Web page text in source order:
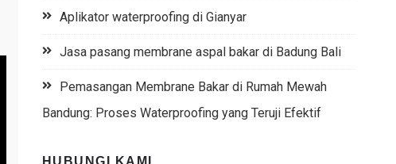
Aplikator waterproofing di Gianyar
Jasa pasang membrane aspal bakar di Badung Bali
Pemasangan Membrane Bakar di Rumah Mewah
Bandung: Proses Waterproofing yang Teruji Efektif
HUBUNGI KAMI